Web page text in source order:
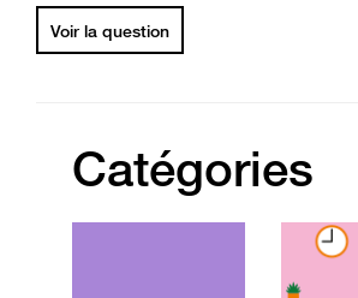
Voir la question
Catégories